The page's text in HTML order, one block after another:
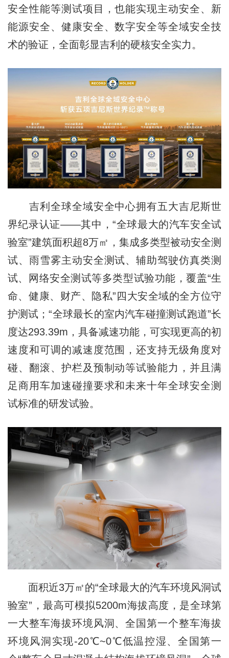
安全性能等测试项目，也能实现主动安全、新
能源安全、健康安全、数字安全等全域安全技
术的验证，全面彰显吉利的硬核安全实力。
吉利全球全域安全中心拥有五大吉尼斯世
界纪录认证——其中，“全球最大的汽车安全试
验室”建筑面积超8万㎡，集成多类型被动安全测
试、雨雪雾主动安全测试、辅助驾驶仿真类测
试、网络安全测试等多类型试验功能，覆盖“生
命、健康、财产、隐私”四大安全域的全方位守
护测试；“全球最长的室内汽车碰撞测试跑道”长
度达293.39m，具备减速功能，可实现更高的初
速度和可调的减速度范围，还支持无级角度对
碰、翻滚、护栏及预制动等试验能力，并且满
足商用车加速碰撞要求和未来十年全球安全测
试标准的研发试验。
面积近3万㎡的“全球最大的汽车环境风洞试
验室”，最高可模拟5200m海拔高度，是全球第
一大整车海拔环境风洞、全国第一个整车海拔
环境风洞实现-20℃~0℃低温控湿、全国第一